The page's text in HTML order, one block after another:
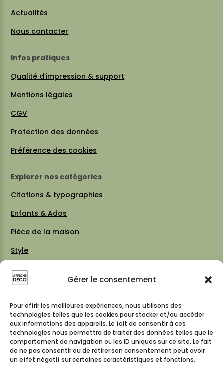
Gérer le consentement
Pour offrir les meilleures expériences, nous utilisons des
technologies telles que les cookies pour stocker et/ou accéder
aux informations des appareils. Le fait de consentir à ces
technologies nous permettra de traiter des données telles que le
comportement de navigation ou les ID uniques sur ce site. Le fait
de ne pas consentir ou de retirer son consentement peut avoir
un effet négatif sur certaines caractéristiques et fonctions.
Actualités
Nous contacter
Infos pratiques
Qualité d’impression & support
Mentions légales
CGV
Protection des données
Préférence des cookies
Explorer nos catégories
Citations & typographies
Enfants & Ados
Pièce de la maison
Style
Thèmes
Vintage 70 / 80
Cartes & plans de villes
Suivez-nous